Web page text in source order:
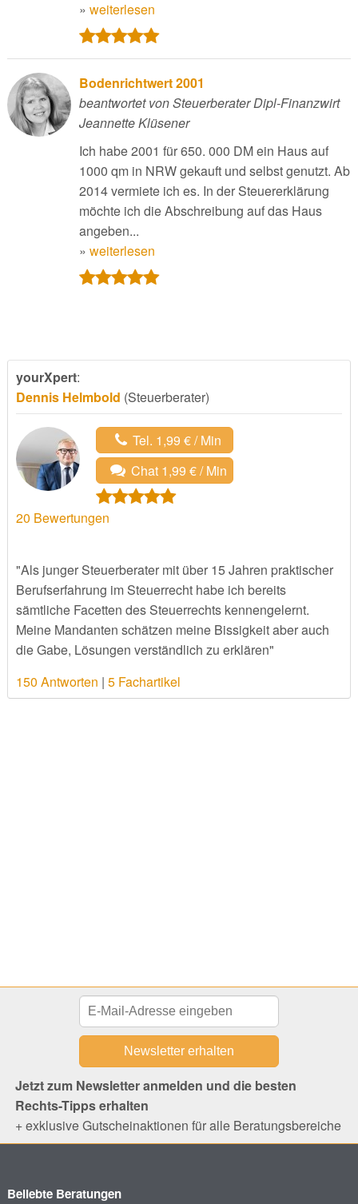
yourXpert:
Dennis Helmbold (Steuerberater)
Tel. 1,99 € / Min
Chat 1,99 € / Min
20 Bewertungen
"Als junger Steuerberater mit über 15 Jahren praktischer
Berufserfahrung im Steuerrecht habe ich bereits
sämtliche Facetten des Steuerrechts kennengelernt.
Meine Mandanten schätzen meine Bissigkeit aber auch
die Gabe, Lösungen verständlich zu erklären"
150 Antworten | 5 Fachartikel
» weiterlesen
Bodenrichtwert 2001
beantwortet von Steuerberater Dipl-Finanzwirt
Jeannette Klüsener
Ich habe 2001 für 650. 000 DM ein Haus auf
1000 qm in NRW gekauft und selbst genutzt. Ab
2014 vermiete ich es. In der Steuererklärung
möchte ich die Abschreibung auf das Haus
angeben...
» weiterlesen
Jetzt zum Newsletter anmelden und die besten
Rechts-Tipps erhalten
+ exklusive Gutscheinaktionen für alle Beratungsbereiche
Beliebte Beratungen